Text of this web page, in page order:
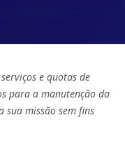
e quotas de
para a manutenção da
missão sem fins